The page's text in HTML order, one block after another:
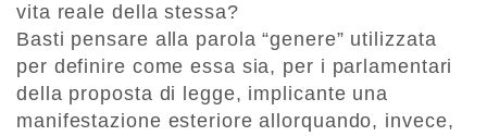
vita reale della stessa?
Basti pensare alla parola “genere” utilizzata
per definire come essa sia, per i parlamentari
della proposta di legge, implicante una
manifestazione esteriore allorquando, invece,